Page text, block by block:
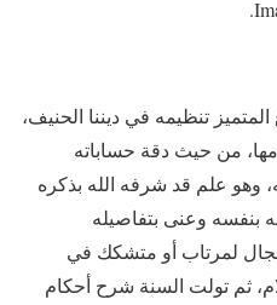
تنظيمه في ديننا الحنيف،
من حيث دقة حساباته
وهو علم قد شرفه الله بذكره
بنفسه وعنى بتفاصيله
مجال لمرتاب أو متشكك في
ثم تولت السنة شرح أحكام